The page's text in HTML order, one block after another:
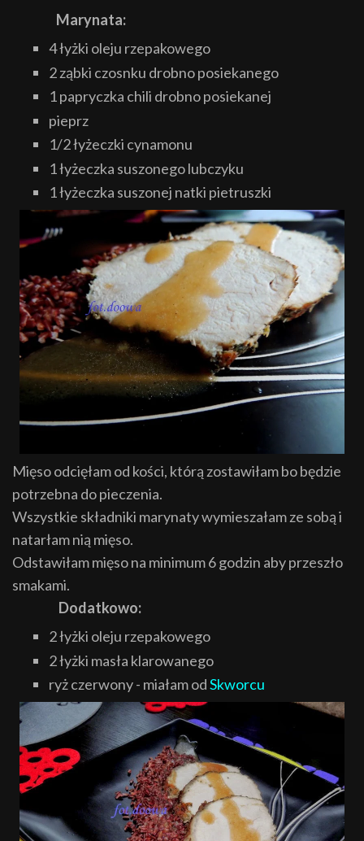
Marynata:
4 łyżki oleju rzepakowego
2 ząbki czosnku drobno posiekanego
1 papryczka chili drobno posiekanej
pieprz
1/2 łyżeczki cynamonu
1 łyżeczka suszonego lubczyku
1 łyżeczka suszonej natki pietruszki
Mięso odcięłam od kości, którą zostawiłam bo będzie
potrzebna do pieczenia.
Wszystkie składniki marynaty wymieszałam ze sobą i
natarłam nią mięso.
Odstawiłam mięso na minimum 6 godzin aby przeszło
smakami.
Dodatkowo:
2 łyżki oleju rzepakowego
2 łyżki masła klarowanego
ryż czerwony - miałam odSkworcu